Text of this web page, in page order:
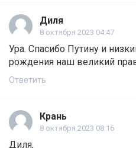
Диля
8 октября 2023 04:47
Ура. Спасибо Путину и
рождения наш великий
Ответить
Крань
8 октября 2023 08:16
Диля,